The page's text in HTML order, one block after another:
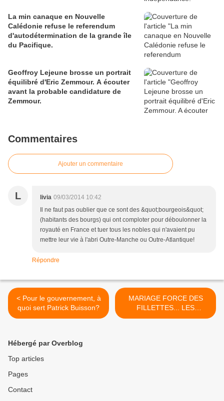
La min canaque en Nouvelle
Calédonie refuse le referendum
d'autodétermination de la grande île
du Pacifique.
Geoffroy Lejeune brosse un portrait
équilibré d'Eric Zemmour. A écouter
avant la probable candidature de
Zemmour.
Commentaires
Ajouter un commentaire
L livia 09/03/2014 10:42
Il ne faut pas oublier que ce sont des &quot;bourgeois&quot;
(habitants des bourgs) qui ont comploter pour déboulonner la
royauté en France et tuer tous les nobles qui n'avaient pu
mettre leur vie à l'abri Outre-Manche ou Outre-Atlantique!
Répondre
< Pour le gouvernement, à
quoi sert Patrick Buisson?
MARIAGE FORCE DES
FILLETTES... LES
CATHOLIQUES AUSSI ?
Hébergé par Overblog
Top articles
Pages
Contact